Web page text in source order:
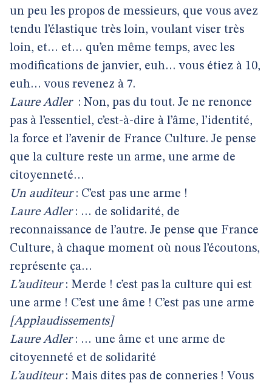
un peu les propos de messieurs, que vous avez
tendu l’élastique très loin, voulant viser très
loin, et… et… qu’en même temps, avec les
modifications de janvier, euh… vous étiez à 10,
euh… vous revenez à 7.
Laure Adler : Non, pas du tout. Je ne renonce
pas à l’essentiel, c’est-à-dire à l’âme, l’identité,
la force et l’avenir de France Culture. Je pense
que la culture reste un arme, une arme de
citoyenneté…
Un auditeur: C’est pas une arme !
Laure Adler: … de solidarité, de
reconnaissance de l’autre. Je pense que France
Culture, à chaque moment où nous l’écoutons,
représente ça…
L’auditeur: Merde ! c’est pas la culture qui est
une arme ! C’est une âme ! C’est pas une arme
[Applaudissements]
Laure Adler: … une âme et une arme de
citoyenneté et de solidarité
L’auditeur: Mais dites pas de conneries ! Vous